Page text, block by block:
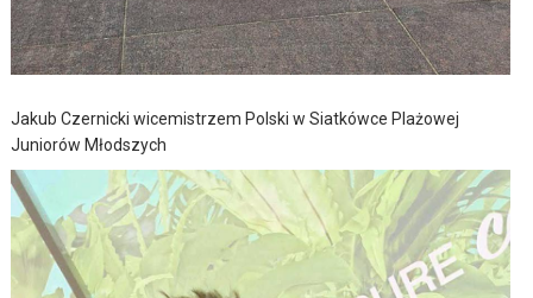
Jakub Czernicki wicemistrzem Polski w Siatkówce Plażowej
Juniorów Młodszych